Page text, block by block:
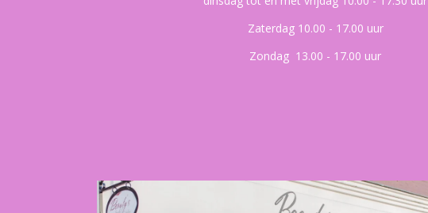
Zaterdag 10.00 - 17.00 uur
Zondag 13.00 - 17.00 uur